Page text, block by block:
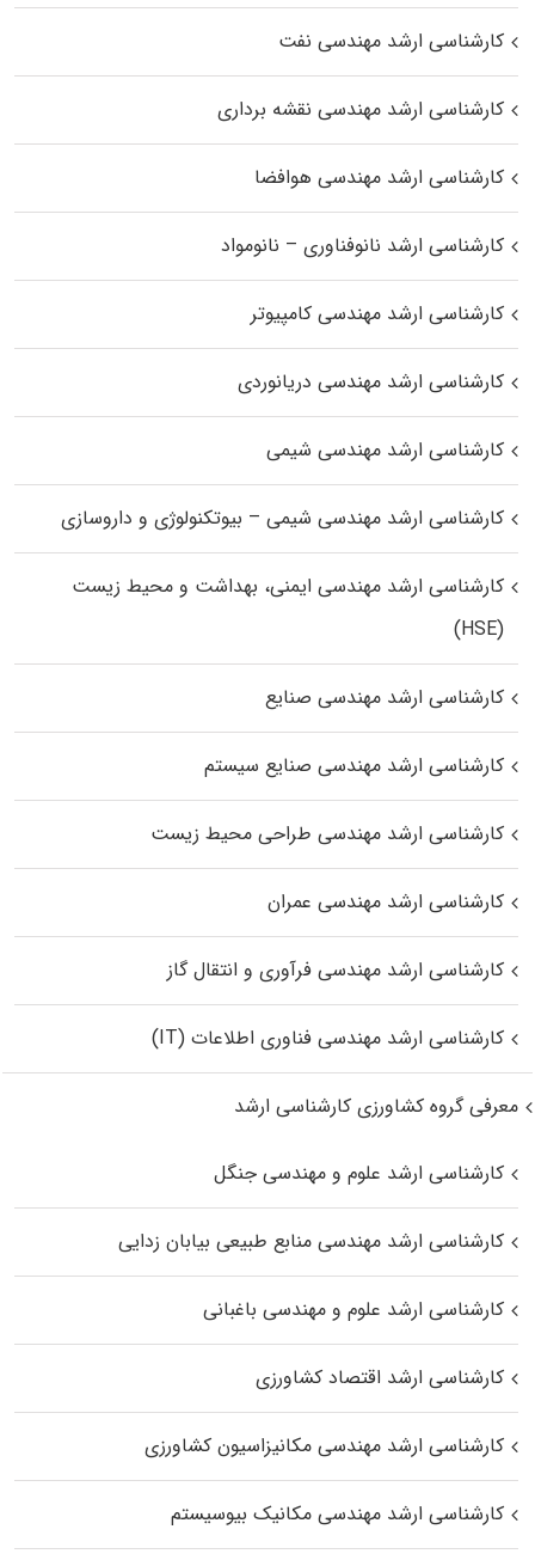
کارشناسی ارشد مهندسی نفت
کارشناسی ارشد مهندسی نقشه برداری
کارشناسی ارشد مهندسی هوافضا
کارشناسی ارشد نانوفناوری – نانومواد
کارشناسی ارشد مهندسی کامپیوتر
کارشناسی ارشد مهندسی دریانوردی
کارشناسی ارشد مهندسی شیمی
کارشناسی ارشد مهندسی شیمی – بیوتکنولوژی و داروسازی
کارشناسی ارشد مهندسی ایمنی، بهداشت و محیط زیست
(HSE)
کارشناسی ارشد مهندسی صنایع
کارشناسی ارشد مهندسی صنایع سیستم
کارشناسی ارشد مهندسی طراحی محیط زیست
کارشناسی ارشد مهندسی عمران
کارشناسی ارشد مهندسی فرآوری و انتقال گاز
کارشناسی ارشد مهندسی فناوری اطلاعات (IT)
معرفی گروه کشاورزی کارشناسی ارشد
کارشناسی ارشد علوم و مهندسی جنگل
کارشناسی ارشد مهندسی منابع طبیعی بیابان زدایی
کارشناسی ارشد علوم و مهندسی باغبانی
کارشناسی ارشد اقتصاد کشاورزی
کارشناسی ارشد مهندسی مکانیزاسیون کشاورزی
کارشناسی ارشد مهندسی مکانیک بیوسیستم